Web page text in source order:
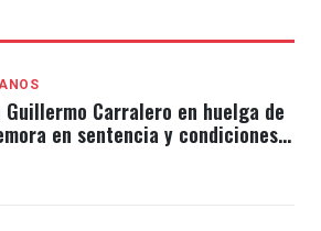
Carralero en huelga de
en sentencia y condiciones